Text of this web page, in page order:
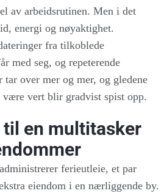
av arbeidsrutinen. Men i det
energi og nøyaktighet.
fra tilkoblede
med seg, og repeterende
tar over mer og mer, og gledene
være vert blir gradvist spist opp.
til en multitasker
ferieutleie, et par
eiendom i en nærliggende by.